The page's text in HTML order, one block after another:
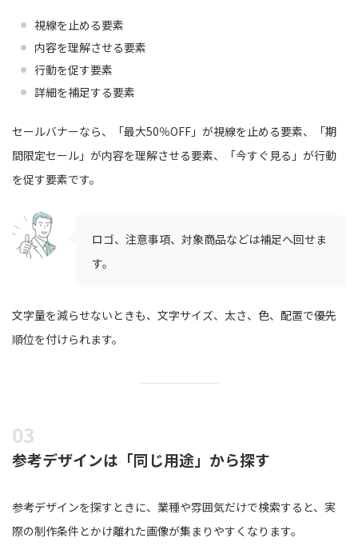
視線を止める要素
内容を理解させる要素
行動を促す要素
詳細を補足する要素
セールバナーなら、「最大50％OFF」が視線を止める要素、「期
間限定セール」が内容を理解させる要素、「今すぐ見る」が行動
を促す要素です。
ロゴ、注意事項、対象商品などは補足へ回せま
す。
文字量を減らせないときも、文字サイズ、太さ、色、配置で優先
順位を付けられます。
参考デザインは「同じ用途」から探す
参考デザインを探すときに、業種や雰囲気だけで検索すると、実
際の制作条件とかけ離れた画像が集まりやすくなります。